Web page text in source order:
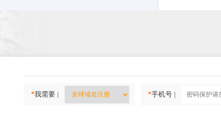
*我需要 | *手机号 |